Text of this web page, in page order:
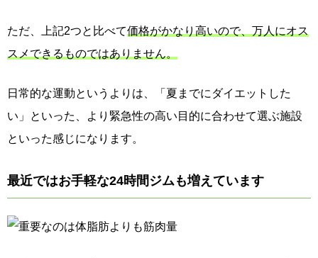
ただ、上記2つと比べて価格がかなり高いので、万人にオス
スメできるものではありません。
日常的な運動というよりは、「夏までにダイエットした
い」といった、より緊急性の高い目的に合わせて選ぶ施設
といった感じになります。
最近ではお手軽な24時間ジムも増えています